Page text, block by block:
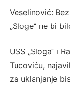
Veselinović:
„Sloge“ ne bi
USS „Sloga“ i
Tucoviću,
za uklanjanje